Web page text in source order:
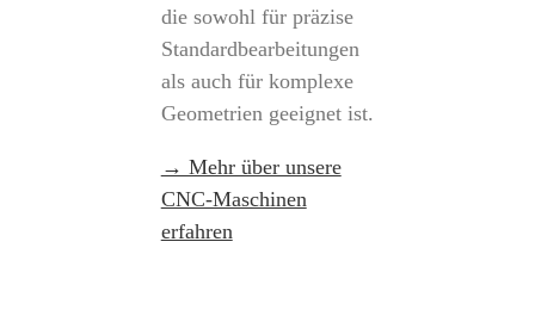
die sowohl für präzise
Standardbearbeitungen
als auch für komplexe
Geometrien geeignet ist.
→ Mehr über unsere
CNC-Maschinen
erfahren